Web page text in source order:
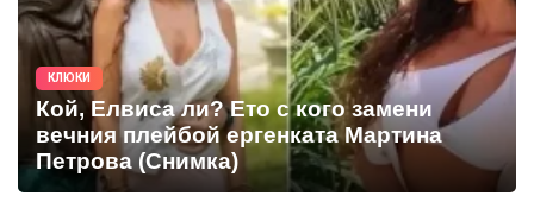
КЛЮКИ
Кой, Елвиса ли? Ето с кого замени
вечния плейбой ергенката Мартина
Петрова (Снимка)